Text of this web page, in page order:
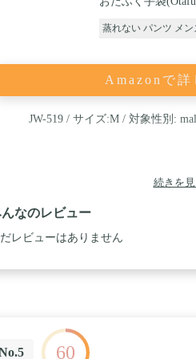
蒸れない パンツ メン
Amazonで詳
JW-519 / サイズ:M / 対象性別:
続きを
なのレビュー
レビューはありません
60